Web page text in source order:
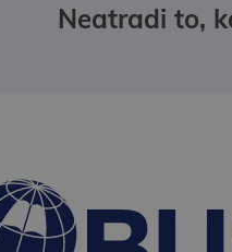
Neatradi to,